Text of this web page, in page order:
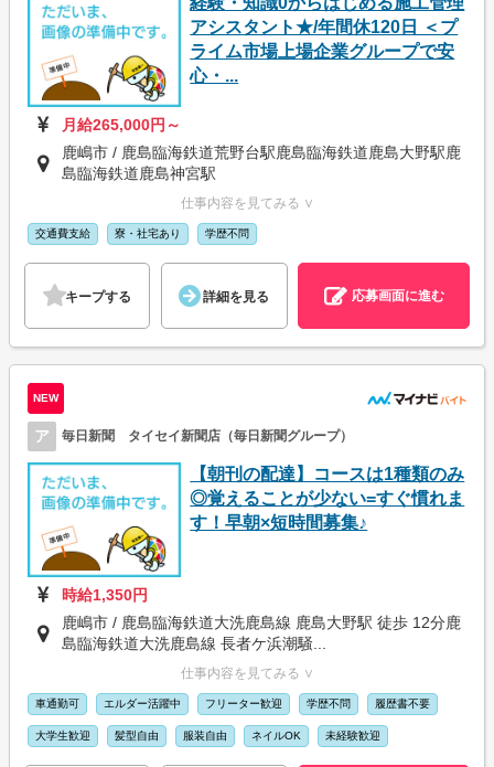
アシスタント★/年間休120日 ＜プ
ライム市場上場企業グループで安
心・...
月給265,000円～
鹿嶋市 / 鹿島臨海鉄道荒野台駅鹿島臨海鉄道鹿島大野駅鹿
島臨海鉄道鹿島神宮駅
仕事内容を見てみる ∨
交通費支給 寮・社宅あり 学歴不問
キープする 詳細を見る 応募画面に進む
NEW
ア 毎日新聞 タイセイ新聞店（毎日新聞グループ）
【朝刊の配達】コースは1種類のみ
◎覚えることが少ない=すぐ慣れま
す！早朝×短時間募集♪
時給1,350円
鹿嶋市 / 鹿島臨海鉄道大洗鹿島線 鹿島大野駅 徒歩 12分鹿
島臨海鉄道大洗鹿島線 長者ケ浜潮騒...
仕事内容を見てみる ∨
車通勤可 エルダー活躍中 フリーター歓迎 学歴不問 履歴書不要
大学生歓迎 髪型自由 服装自由 ネイルOK 未経験歓迎